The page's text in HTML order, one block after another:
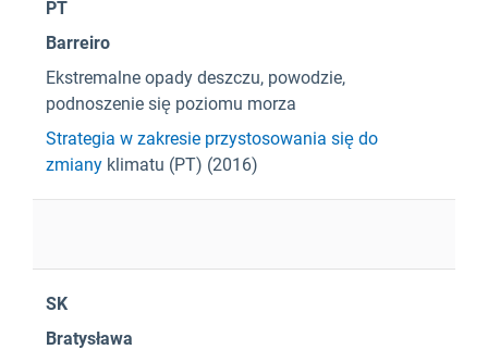
PT
Barreiro
Ekstremalne opady deszczu, powodzie,
podnoszenie się poziomu morza
Strategia w zakresie przystosowania się do
zmiany klimatu (PT) (2016)
SK
Bratysława